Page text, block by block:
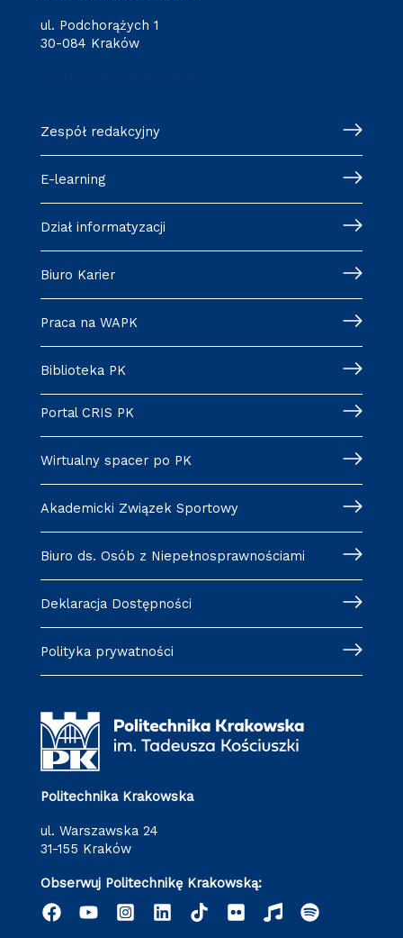
ul. Podchorążych 1
30-084 Kraków
Zespół redakcyjny
E-learning
Dział informatyzacji
Biuro Karier
Praca na WAPK
Biblioteka PK
Portal CRIS PK
Wirtualny spacer po PK
Akademicki Związek Sportowy
Biuro ds. Osób z Niepełnosprawnościami
Deklaracja Dostępności
Polityka prywatności
Politechnika Krakowska
ul. Warszawska 24
31-155 Kraków
Obserwuj Politechnikę Krakowską: